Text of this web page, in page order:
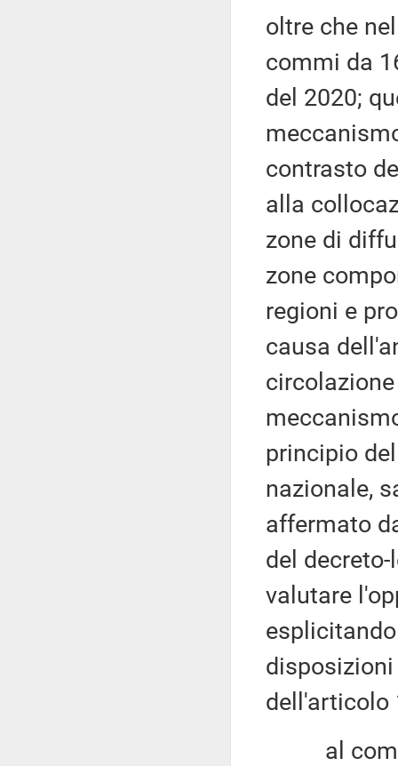
oltre che
commi da
del 2020;
contrasto
alla
zone di
zone
regioni e
causa
principio
nazionale,
affermato
del
valutare
dell'articolo
al